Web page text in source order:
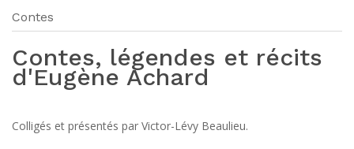
Contes
Contes, légendes et récits
d'Eugène Achard
Colligés et présentés par Victor-Lévy Beaulieu.